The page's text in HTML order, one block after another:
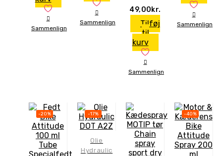
Sammenlign
Sammenlign
49,00kr.
Tilføj
til
kurv
Sammenlign
Sammenlign
-20% -17%
Olie
Hydraulic
-40%